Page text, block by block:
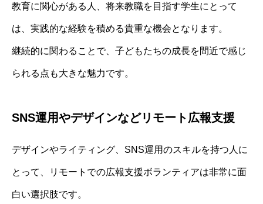
教育に関心がある人、将来教職を目指す学生にとって
は、実践的な経験を積める貴重な機会となります。
継続的に関わることで、子どもたちの成長を間近で感じ
られる点も大きな魅力です。
SNS運用やデザインなどリモート広報支援
デザインやライティング、SNS運用のスキルを持つ人に
とって、リモートでの広報支援ボランティアは非常に面
白い選択肢です。